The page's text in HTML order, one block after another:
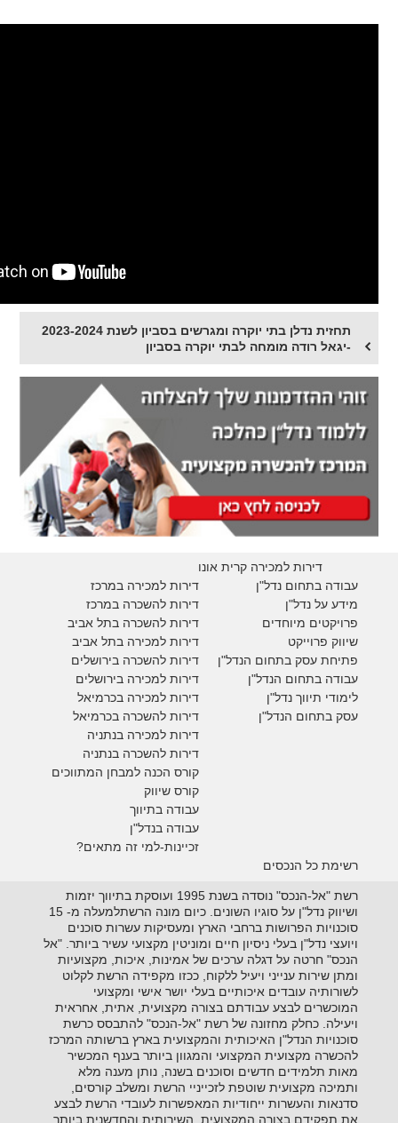
תחזית נדלן בתי יוקרה ומגרשים בסביון לשנת 2023-2024
-יגאל רודה מומחה לבתי יוקרה בסביון
דירות למכירה קרית אונו
דירות למכירה במרכז
דירות להשכרה במרכז
דירות להשכרה בתל אביב
דירות למכירה בתל אביב
דירות להשכרה בירושלים
דירות למכירה בירושלים
דירות למכירה בכרמיאל
דירות להשכרה בכרמיאל
דירות למכירה בנתניה
דירות להשכרה בנתניה
קורס הכנה למבחן המתווכים
קורס שיווק
עבודה בתיווך
עבודה בנדל"ן
זכיינות-למי זה מתאים?
עבודה בתחום נדל"ן
מידע על נדל"ן
פרויקטים מיוחדים
שיווק פרוייקט
פתיחת עסק בתחום הנדל"ן
עבודה בתחום הנדל"ן
לימודי תיווך נדל"ן
עסק בתחום הנדל"ן
רשימת כל הנכסים
רשת "אל-הנכס" נוסדה בשנת 1995 ועוסקת בתיווך יזמות
ושיווק נדל"ן על סוגיו השונים. כיום מונה הרשתלמעלה מ- 15
סוכנויות הפרושות ברחבי הארץ ומעסיקות עשרות סוכנים
ויועצי נדל"ן בעלי ניסיון חיים ומוניטין מקצועי עשיר ביותר. "אל
הנכס" חרטה על דגלה ערכים של אמינות, איכות, מקצועיות
ומתן שירות ענייני ויעיל ללקוח, ככזו מקפידה הרשת לקלוט
לשורותיה עובדים איכותיים בעלי יושר אישי ומקצועי
המוכשרים לבצע עבודתם בצורה מקצועית, אתית, אחראית
ויעילה. כחלק מחזונה של רשת "אל-הנכס" להתבסס כרשת
סוכנויות הנדל"ן האיכותית והמקצועית בארץ ברשותה המרכז
להכשרה מקצועית המקצועי והמגוון ביותר בענף המכשיר
מאות תלמידים חדשים וסוכנים בשנה, נותן מענה מלא
ותמיכה מקצועית שוטפת לזכייניי הרשת ומשלב קורסים,
סדנאות והעשרות ייחודיות המאפשרות לעובדי הרשת לבצע
את תפקידם בצורה המקצועית, השירותית והחדשנית ביותר